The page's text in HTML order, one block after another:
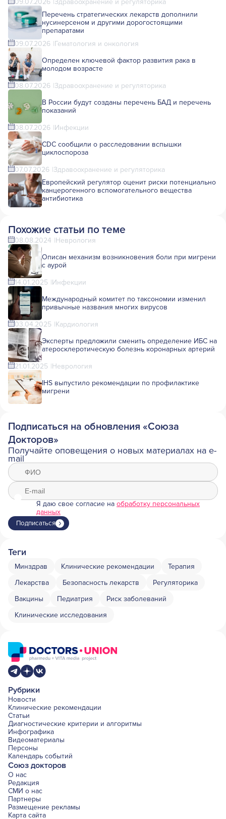
09.07.2026 Здравоохранение и регуляторика
Перечень стратегических лекарств дополнили
нусинерсеном и другими дорогостоящими
препаратами
09.07.2026 Гематология и онкология
Определен ключевой фактор развития рака в
молодом возрасте
08.07.2026 Здравоохранение и регуляторика
В России будут созданы перечень БАД и перечень
показаний
08.07.2026 Инфекции
CDC сообщили о расследовании вспышки
циклоспороза
07.07.2026 Здравоохранение и регуляторика
Европейский регулятор оценит риски потенциально
канцерогенного вспомогательного вещества
антибиотика
Похожие статьи по теме
08.08.2024 Неврология
Описан механизм возникновения боли при мигрени
с аурой
14.01.2025 Инфекции
Международный комитет по таксономии изменил
привычные названия многих вирусов
03.04.2025 Кардиология
Эксперты предложили сменить определение ИБС на
атеросклеротическую болезнь коронарных артерий
21.01.2025 Неврология
IHS выпустило рекомендации по профилактике
мигрени
Подписаться на обновления «Союза
Докторов»
Получайте оповещения о новых материалах на e-
mail
Я даю свое согласие на обработку персональных
данных
Подписаться
Теги
Минздрав Клинические рекомендации
Терапия
Лекарства
Безопасность лекарств
Регуляторика
Вакцины
Педиатрия
Риск заболеваний
Клинические исследования
Рубрики
Новости
Клинические рекомендации
Статьи
Диагностические критерии и алгоритмы
Инфографика
Видеоматериалы
Персоны
Календарь событий
Союз докторов
О нас
Редакция
СМИ о нас
Партнеры
Размещение рекламы
Карта сайта